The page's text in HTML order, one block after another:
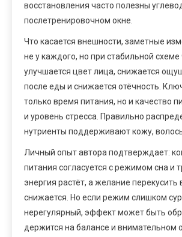
восстановления часто полезны
послетренировочном окне.
Что касается внешности, заметные
не у каждого, но при стабильной схеме
улучшается цвет лица, снижается
после еды и снижается отёчность.
только время питания, но и качество
и уровень стресса. Правильно
нутриенты поддерживают кожу,
Личный опыт автора подтверждает:
питания согласуется с режимом сна и
энергия растёт, а желание перекусить
снижается. Но если режим слишком
нерегулярный, эффект может быть
держится на балансе и внимательном